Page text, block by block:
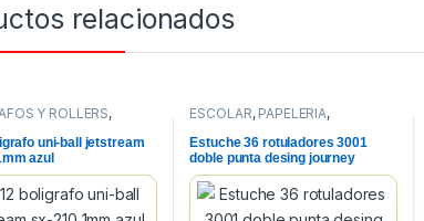
relacionados
Y ROLLERS,
uni-ball jetstream
azul
ESCOLAR, PAPELERIA,
Estuche 36 rotuladores 3001
doble punta desing journey